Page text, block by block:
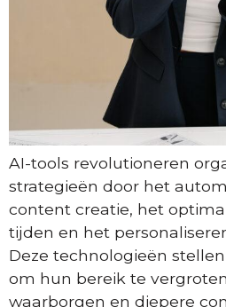
AI-tools revolutioneren
strategieën door het
content creatie, het
tijden en het
Deze technologieën
om hun bereik te
waarborgen en diepere